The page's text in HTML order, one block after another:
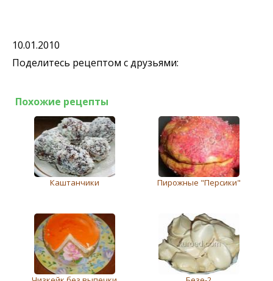
10.01.2010
Поделитесь рецептом с друзьями:
Похожие рецепты
Каштанчики Пирожные "Персики"